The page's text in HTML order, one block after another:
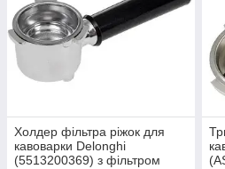
Холдер фільтра ріжок для
кавоварки Delonghi
(5513200369) з фільтром